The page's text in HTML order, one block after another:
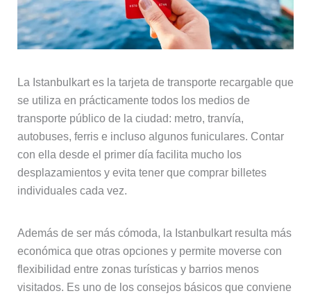
La Istanbulkart es la tarjeta de transporte recargable que
se utiliza en prácticamente todos los medios de
transporte público de la ciudad: metro, tranvía,
autobuses, ferris e incluso algunos funiculares. Contar
con ella desde el primer día facilita mucho los
desplazamientos y evita tener que comprar billetes
individuales cada vez.
Además de ser más cómoda, la Istanbulkart resulta más
económica que otras opciones y permite moverse con
flexibilidad entre zonas turísticas y barrios menos
visitados. Es uno de los consejos básicos que conviene